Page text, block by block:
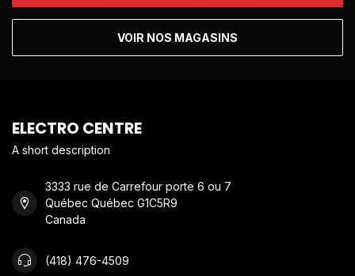
VOIR NOS MAGASINS
ELECTRO CENTRE
A short description
3333 rue de Carrefour porte 6 ou 7
Québec Québec G1C5R9
Canada
(418) 476-4509